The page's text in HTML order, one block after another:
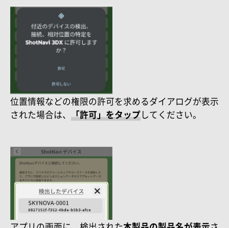
位置情報などの権限の許可を求めるダイアログが表示
された場合は、 「許可」をタップしてください。